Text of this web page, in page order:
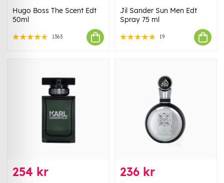
Hugo Boss The Scent Edt
50ml
1363
Jil Sander Sun Men Edt
Spray 75 ml
19
254 kr 236 kr